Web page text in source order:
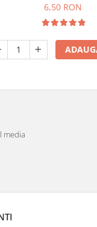
6,50 RON
media